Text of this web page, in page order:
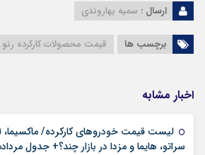
ارسال : سمیه بهاروندی
برچسب ها قیمت محصولات کارکرده رنو
اخبار مشابه
لیست قیمت خودروهای کارکرده/ ماکسیما،
سراتو، هایما و مزدا در بازار چند؟+ جدول مردادماه